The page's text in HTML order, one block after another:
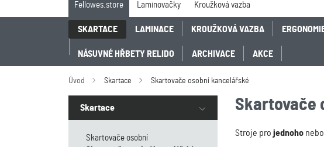
Fellowes.store Laminovačky Kroužková vazba
SKARTACE LAMINACE KROUŽKOVÁ VAZBA
NÁSUVNÉ HŘBETY RELIDO ARCHIVACE AKCE
Úvod Skartace Skartovače osobní kancelářské
Skartace
Skartovače osobní
Skartovače
Stroje pro jednoho nebo